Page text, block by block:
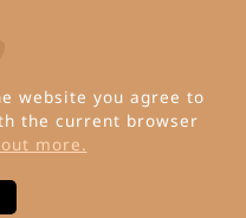
website you agree to
the current browser
more.
Invena